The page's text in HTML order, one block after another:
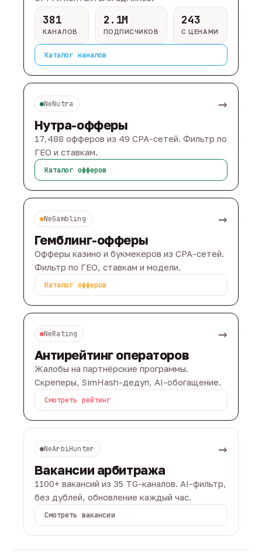
381
КАНАЛОВ
2.1M
ПОДПИСЧИКОВ
243
С ЦЕНАМИ
Каталог каналов
NeNutra →
Нутра-офферы
17,488 офферов из 49 CPA-сетей. Фильтр по
ГЕО и ставкам.
Каталог офферов
NeGambling →
Гемблинг-офферы
Офферы казино и букмекеров из CPA-сетей.
Фильтр по ГЕО, ставкам и модели.
Каталог офферов
NeRating →
Антирейтинг операторов
Жалобы на партнёрские программы.
Скреперы, SimHash-дедуп, AI-обогащение.
Смотреть рейтинг
NeArbiHunter →
Вакансии арбитража
1100+ вакансий из 35 TG-каналов. AI-фильтр,
без дублей, обновление каждый час.
Смотреть вакансии